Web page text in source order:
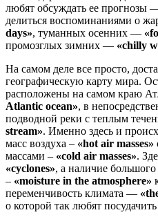
любят обсуждать ее прогнозы
делиться воспоминаниями о
days», туманных осенних —
промозглых зимних — «chilly
На самом деле все просто,
географическую карту мира.
расположены на самом краю
Atlantic ocean», в
подводной реки с теплым
stream». Именно здесь и
масс воздуха – «hot air masses»
массами – «сold air masses».
«cyclones», а наличие большого
– «moisture in the atmosphere»
переменчивость климата —
о которой так любят